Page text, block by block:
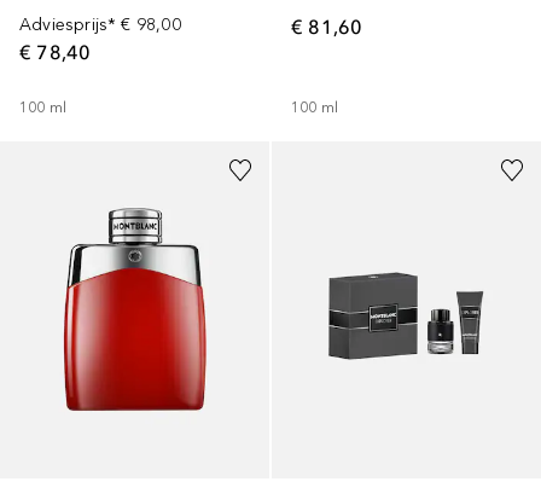
Adviesprijs* € 98,00
€ 78,40
100 ml
€ 81,60
100 ml